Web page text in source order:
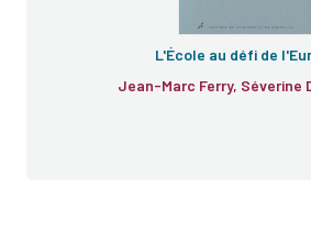
L'École au défi de
Jean-Marc Ferry, Séverine